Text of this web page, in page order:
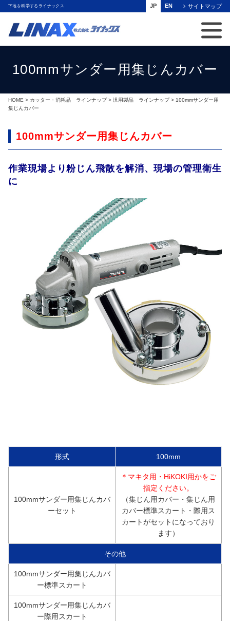
下地を科学するライナックス サイトマップ
JP EN
100mmサンダー用集じんカバー
HOME > カッター・消耗品 ラインナップ> 汎用製品 ラインナップ> 100mmサンダー用
集じんカバー
100mmサンダー用集じんカバー
作業現場より粉じん飛散を解消、現場の管理衛生
に
形式 100mm
100mmサンダー用集じんカバ
ーセット
＊マキタ用・HiKOKI用かをご
指定ください。
（集じん用カバー・集じん用
カバー標準スカート・際用ス
カートがセットになっており
ます）
その他
100mmサンダー用集じんカバ
ー標準スカート
100mmサンダー用集じんカバ
ー際用スカート